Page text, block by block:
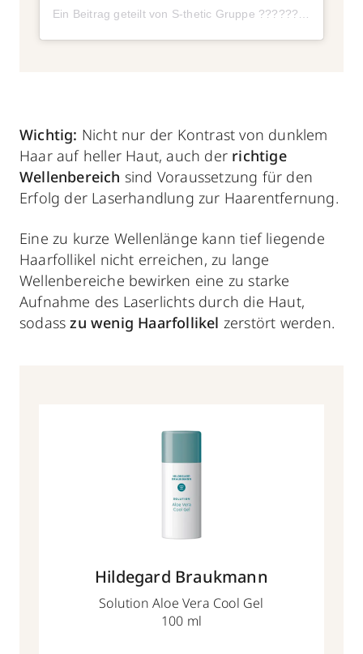
Wichtig: Nicht nur der Kontrast von dunklem
Haar auf heller Haut, auch der richtige
Wellenbereich sind Voraussetzung für den
Erfolg der Laserhandlung zur Haarentfernung.
Eine zu kurze Wellenlänge kann tief liegende
Haarfollikel nicht erreichen, zu lange
Wellenbereiche bewirken eine zu starke
Aufnahme des Laserlichts durch die Haut,
sodasszu wenig Haarfollikel zerstört werden.
Hildegard Braukmann
Solution Aloe Vera Cool Gel
100 ml